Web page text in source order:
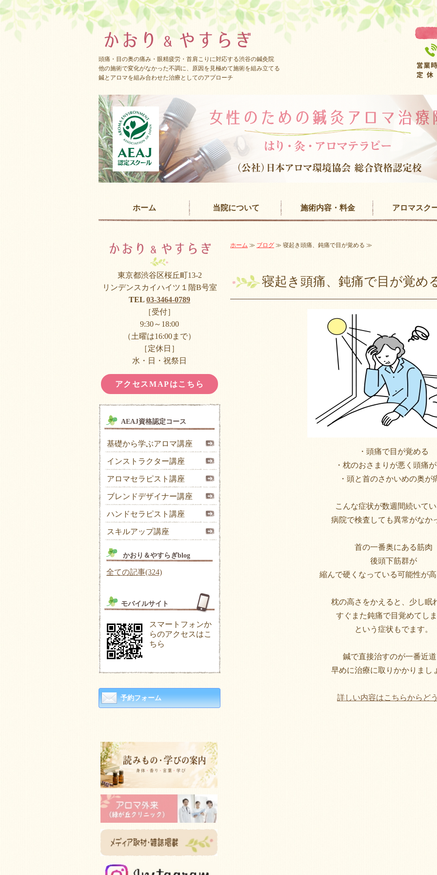
頭痛・目の奥の痛み・眼精疲労・首肩こりに対応する渋谷の鍼灸院
他の施術で変化がなかった不調に、原因を見極めて施術を組み立てる
鍼とアロマを組み合わせた治療としてのアプローチ
ホーム 当院について 施術内容・料金 アロマスク
ホーム ≫ ブログ ≫ 寝起き頭痛、鈍痛で目が覚める ≫
寝起き頭痛、鈍痛で目が覚め
・頭痛で目が覚める
・枕のおさまりが悪く頭痛
・頭と首のさかいめの奥が
こんな症状が数週間続いて
病院で検査しても異常がなか
首の一番奥にある筋肉
後頭下筋群が
縮んで硬くなっている可能性が
枕の高さをかえると、少し眠
すぐまた鈍痛で目覚めてし
という症状もでます。
鍼で直接治すのが一番近
早めに治療に取りかかりまし
詳しい内容はこちらからど
東京都渋谷区桜丘町13-2
リンデンスカイハイツ１階B号室
TEL 03-3464-0789
［受付］
9:30～18:00
（土曜は16:00まで）
［定休日］
水・日・祝祭日
アクセスMAPはこちら
AEAJ資格認定コース
基礎から学ぶアロマ講座
インストラクター講座
アロマセラピスト講座
ブレンドデザイナー講座
ハンドセラピスト講座
スキルアップ講座
かおり＆やすらぎblog
全ての記事(324)
モバイルサイト
スマートフォンか
らのアクセスはこ
ちら
予約フォーム